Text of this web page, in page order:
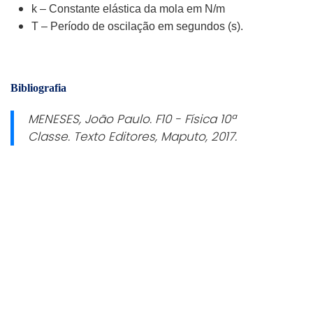
k – Constante elástica da mola em N/m
T – Período de oscilação em segundos (s).
Bibliografia
MENESES, João Paulo. F10 - Física 10ª
Classe. Texto Editores, Maputo, 2017.